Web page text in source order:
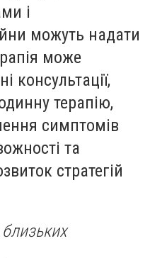
і
можуть надати
може
консультації,
терапію,
симптомів
та
стратегій
близьких